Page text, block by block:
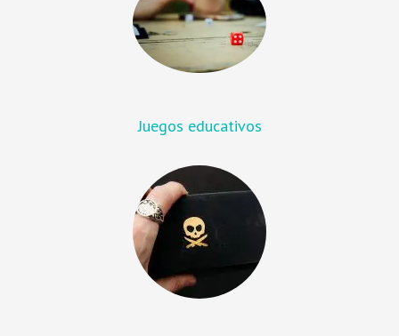
Juegos educativos